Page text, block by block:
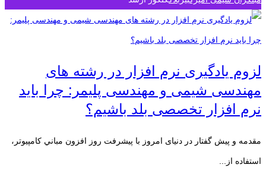
لزوم یادگیری نرم افزار در رشته های
مهندسی شیمی و مهندسی پلیمر: چرا باید
نرم افزار تخصصی بلد باشیم؟
مقدمه و پیش گفتار در دنیای امروز با پیشرفت روز افزون مباني كامپيوتر،
استفاده از...